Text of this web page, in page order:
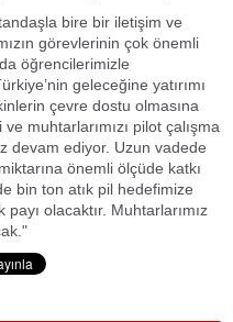
bire bir iletişim ve
görevlerinin çok önemli
öğrencilerimizle
geleceğine yatırımı
çevre dostu olmasına
muhtarlarımızı pilot çalışma
devam ediyor. Uzun vadede
önemli ölçüde katkı
bin ton atık pil hedefimize
payı olacaktır. Muhtarlarımız